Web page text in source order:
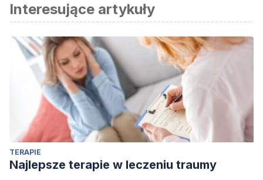
względem naukowym lub akademickim.
Byrne, A., & Hilbert, D. R. (2003). Color realism and color
science. Behavioral and brain sciences, 26(1), 3-21.
León MD. Software educativo: Morfofisiología del ojo
humano. Rev. Ciencias Médicas. 2014;18(5):878-892.
Interesujące artykuły
TERAPIE
Najlepsze terapie w leczeniu traumy